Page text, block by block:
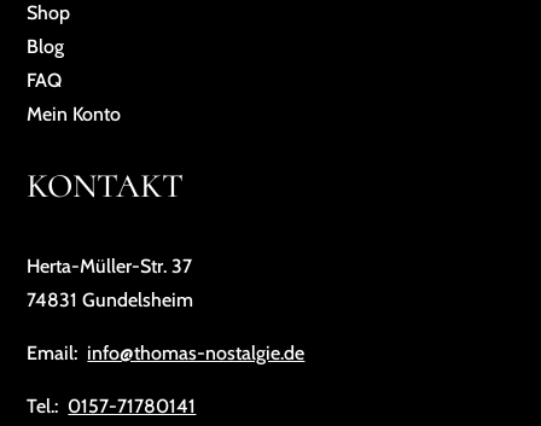
Shop
Blog
FAQ
Mein Konto
KONTAKT
Herta-Müller-Str. 37
74831 Gundelsheim
Email: info@thomas-nostalgie.de
Tel.: 0157-71780141